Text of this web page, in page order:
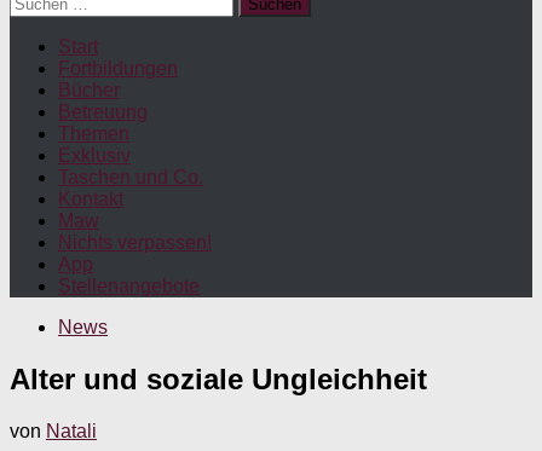
nach:
Start
Fortbildungen
Bücher
Betreuung
Themen
Exklusiv
Taschen und Co.
Kontakt
Maw
Nichts verpassen!
App
Stellenangebote
News
Alter und soziale Ungleichheit
von Natali